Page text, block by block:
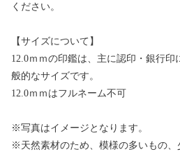
ください。
【サイズについて】
12.0ｍｍの印鑑は、主に認印・銀行
般的なサイズです。
12.0ｍｍはフルネーム不可
※写真はイメージとなります。
※天然素材のため、模様の多いもの、